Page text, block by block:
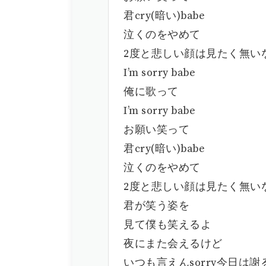
君cry(暗い)babe
泣くのをやめて
2度と悲しい顔は見たく無い
I’m sorry babe
俺に歌って
I’m sorry babe
お願い笑って
君cry(暗い)babe
泣くのをやめて
2度と悲しい顔は見たく無い
君が笑う姿を
見て僕も笑えるよ
夜にまた会えるけど
いつも言えんsorry今日は謝